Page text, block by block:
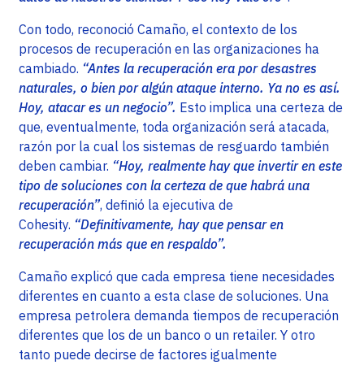
Con todo, reconoció Camaño, el contexto de los
procesos de recuperación en las organizaciones ha
cambiado. “Antes la recuperación era por desastres
naturales, o bien por algún ataque interno. Ya no es así.
Hoy, atacar es un negocio”. Esto implica una certeza de
que, eventualmente, toda organización será atacada,
razón por la cual los sistemas de resguardo también
deben cambiar. “Hoy, realmente hay que invertir en este
tipo de soluciones con la certeza de que habrá una
recuperación”, definió la ejecutiva de
Cohesity. “Definitivamente, hay que pensar en
recuperación más que en respaldo”.
Camaño explicó que cada empresa tiene necesidades
diferentes en cuanto a esta clase de soluciones. Una
empresa petrolera demanda tiempos de recuperación
diferentes que los de un banco o un retailer. Y otro
tanto puede decirse de factores igualmente